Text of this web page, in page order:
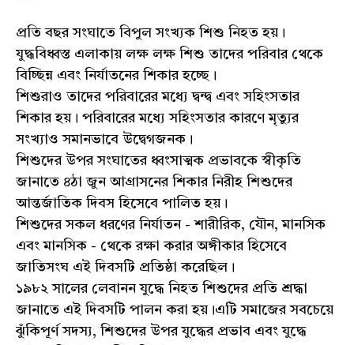
প্রতি বছর সংঘাতে বিপুল সংখ্যক শিশু নিহত হয়।
যুদ্ধবিধ্বস্ত এলাকায় লক্ষ লক্ষ শিশু তাদের পরিবার থেকে
বিচ্ছিন্ন এবং নির্যাতনের শিকার হচ্ছে।
শিশুরাও তাদের পরিবারের মধ্যে দ্বন্দ্ব এবং সহিংসতার
শিকার হয়। পরিবারের মধ্যে সহিংসতার কারণে মৃত্যুর
সংখ্যাও সমানভাবে উদ্বেগজনক।
শিশুদের উপর সংঘাতের ধ্বংসাত্মক প্রভাবকে স্বীকৃতি
জানাতে ৪ঠা জুন আগ্রাসনের শিকার নিরীহ শিশুদের
আন্তর্জাতিক দিবস হিসেবে পালিত হয়।
শিশুদের সকল ধরণের নির্যাতন - শারীরিক, যৌন, মানসিক
এবং মানসিক - থেকে রক্ষা করার অঙ্গীকার হিসেবে
জাতিসংঘ এই দিবসটি প্রতিষ্ঠা করেছিল।
১৯৮২ সালের লেবানন যুদ্ধে নিহত শিশুদের প্রতি শ্রদ্ধা
জানাতে এই দিবসটি পালন করা হয়।এটি সমাজের সবচেয়ে
ঝুঁকিপূর্ণ সদস্য, শিশুদের উপর যুদ্ধের প্রভাব এবং যুদ্ধে